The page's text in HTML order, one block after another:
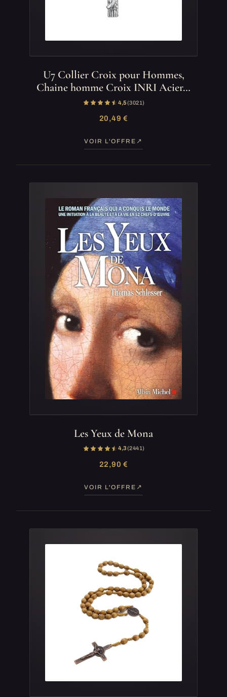
U7 Collier Croix pour Hommes,
Chaine homme Croix INRI Acier…
4,5(3 021)
20,49 €
VOIR L'OFFRE
Les Yeux de Mona
4,3(2 441)
22,90 €
VOIR L'OFFRE